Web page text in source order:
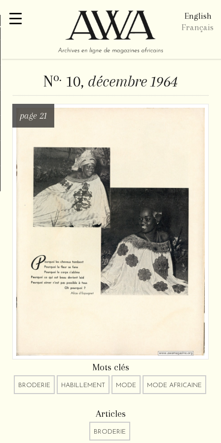
English
Français
No. 10, décembre 1964
page 21
Mots clés
BRODERIE HABILLEMENT MODE MODE AFRICAINE
Articles
BRODERIE